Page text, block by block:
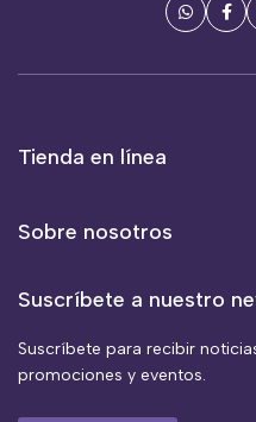
Tienda en línea
Sobre nosotros
Suscríbete a nuestro
Suscríbete para recibir
promociones y eventos.